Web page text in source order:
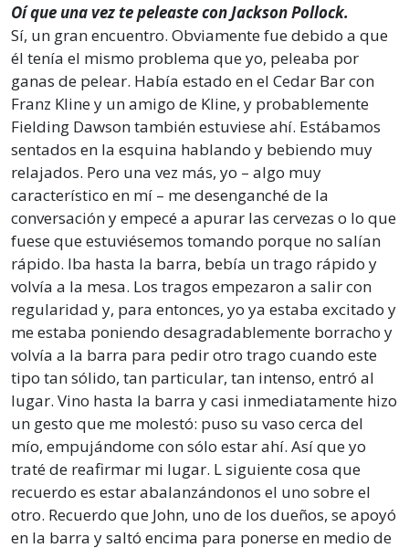
Oí que una vez te peleaste con Jackson Pollock.
Sí, un gran encuentro. Obviamente fue debido a que
él tenía el mismo problema que yo, peleaba por
ganas de pelear. Había estado en el Cedar Bar con
Franz Kline y un amigo de Kline, y probablemente
Fielding Dawson también estuviese ahí. Estábamos
sentados en la esquina hablando y bebiendo muy
relajados. Pero una vez más, yo – algo muy
característico en mí – me desenganché de la
conversación y empecé a apurar las cervezas o lo que
fuese que estuviésemos tomando porque no salían
rápido. Iba hasta la barra, bebía un trago rápido y
volvía a la mesa. Los tragos empezaron a salir con
regularidad y, para entonces, yo ya estaba excitado y
me estaba poniendo desagradablemente borracho y
volvía a la barra para pedir otro trago cuando este
tipo tan sólido, tan particular, tan intenso, entró al
lugar. Vino hasta la barra y casi inmediatamente hizo
un gesto que me molestó: puso su vaso cerca del
mío, empujándome con sólo estar ahí. Así que yo
traté de reafirmar mi lugar. L siguiente cosa que
recuerdo es estar abalanzándonos el uno sobre el
otro. Recuerdo que John, uno de los dueños, se apoyó
en la barra y saltó encima para ponerse en medio de